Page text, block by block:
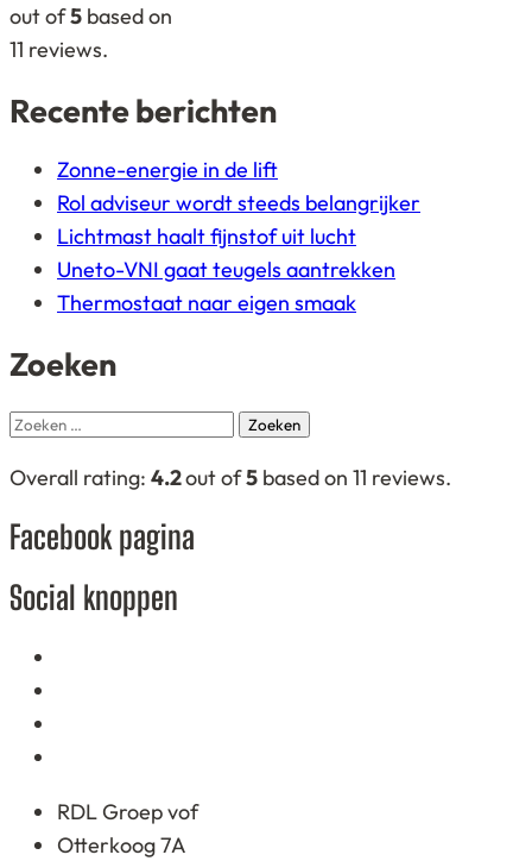
on
12.345
out of5 based on
11 reviews.
Recente berichten
Zonne-energie in de lift
Rol adviseur wordt steeds belangrijker
Lichtmast haalt fijnstof uit lucht
Uneto-VNI gaat teugels aantrekken
Thermostaat naar eigen smaak
Zoeken
Zoeken
4,2
based
12.345
Overall rating: 4.2out of5 based on 11 reviews.
Facebook pagina
Social knoppen
RDL Groep vof
Otterkoog 7A